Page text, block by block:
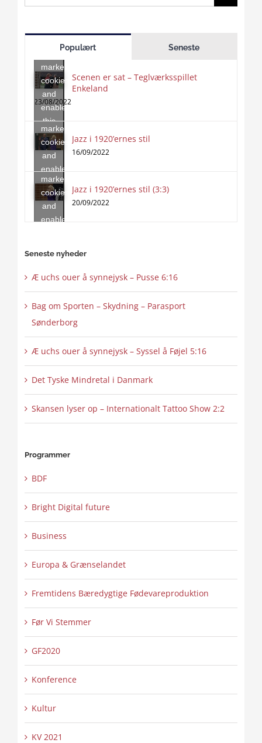
for:
Populært Seneste
accept
marketing
cookies
and
enable
this
content
Scenen er sat – Teglværksspillet
Enkeland
23/08/2022
Click
to
marketing
cookies
and
enable
this
content
Jazz i 1920’ernes stil
16/09/2022
Click
to
accept
marketing
cookies
and
enable
Jazz i 1920’ernes stil (3:3)
20/09/2022
Seneste nyheder
Æ uchs ouer å synnejysk – Pusse 6:16
Bag om Sporten – Skydning – Parasport
Sønderborg
Æ uchs ouer å synnejysk – Syssel å Føjel 5:16
Det Tyske Mindretal i Danmark
Skansen lyser op – Internationalt Tattoo Show 2:2
Programmer
BDF
Bright Digital future
Business
Europa & Grænselandet
Fremtidens Bæredygtige Fødevareproduktion
Før Vi Stemmer
GF2020
Konference
Kultur
KV 2021